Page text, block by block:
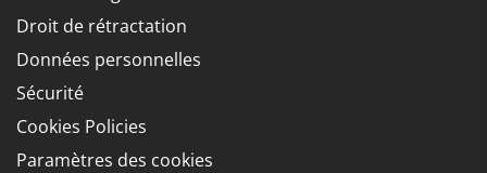
Chaudrons électriques pour polenta
Cisailles à gazon à batterie
Cisailles taille-haies manuelles
Barbieri
Batavia
Benassi
Beper
Berkel
Droit de rétractation
Données personnelles
Sécurité
Cookies Policies
Paramètres des cookies